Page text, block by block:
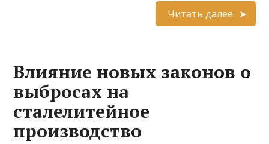
Читать далее
Влияние новых законов о
выбросах на
сталелитейное
производство